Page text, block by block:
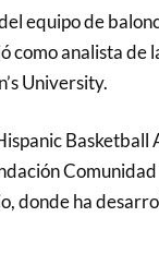
equipo de
como analista de
University.
donde ha